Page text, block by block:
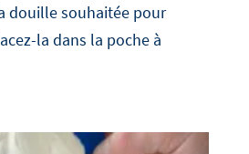
douille souhaitée pour
la dans la poche à